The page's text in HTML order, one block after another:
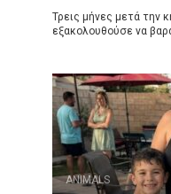
Τρεις μήνες μετά την
εξακολουθούσε να
ANIMALS